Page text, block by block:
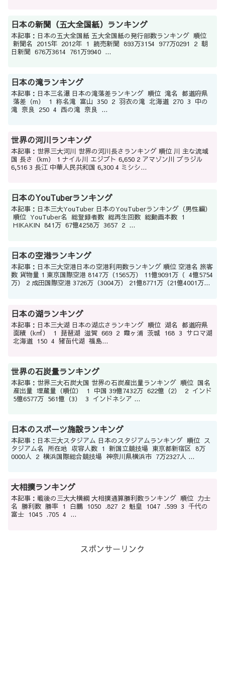
日本の新聞（五大全国紙）ランキング
本記事：日本の五大全国紙 五大全国紙の発行部数ランキング 順位
新聞名 2015年 2012年 1 読売新聞 893万3154 977万0291 2 朝
日新聞 676万3614 761万9940 ...
日本の滝ランキング
本記事：日本三名瀑 日本の滝落差ランキング 順位 滝名 都道府県
落差（m） 1 称名滝 富山 350 2 羽衣の滝 北海道 270 3 中の
滝 奈良 250 4 西の滝 奈良 ...
世界の河川ランキング
本記事：世界三大河川 世界の河川長さランキング 順位 川 主な流域
国 長さ（km） 1 ナイル川 エジプト 6,650 2 アマゾン川 ブラジル
6,516 3 長江 中華人民共和国 6,300 4 ミシシ...
日本のYouTuberランキング
本記事：日本三大YouTuber 日本のYouTuberランキング（男性編）
順位 YouTuber名 総登録者数 総再生回数 総動画本数 1
HIKAKIN 841万 67億4258万 3657 2 ...
日本の空港ランキング
本記事：日本三大空港日本の空港利用数ランキング 順位 空港名 旅客
数 貨物量 1 東京国際空港 8147万（1565万） 11億9091万（ 4億5754
万） 2 成田国際空港 3726万（3004万） 21億8771万（21億4001万...
日本の湖ランキング
本記事：日本三大湖 日本の湖広さランキング 順位 湖名 都道府県
面積（k㎡） 1 琵琶湖 滋賀 669 2 霞ヶ浦 茨城 168 3 サロマ湖
北海道 150 4 猪苗代湖 福島...
世界の石炭量ランキング
本記事：世界三大石炭大国 世界の石炭産出量ランキング 順位 国名
産出量 埋蔵量（順位） 1 中国 39億7432万 622億（2） 2 インド
5億6577万 561億（3） 3 インドネシア ...
日本のスポーツ施設ランキング
本記事：日本三大スタジアム 日本のスタジアムランキング 順位 ス
タジアム名 所在地 収容人数 1 新国立競技場 東京都新宿区 8万
0000人 2 横浜国際総合競技場 神奈川県横浜市 7万2327人 ...
大相撲ランキング
本記事：戦後の三大大横綱 大相撲通算勝利数ランキング 順位 力士
名 勝利数 勝率 1 白鵬 1050 .827 2 魁皇 1047 .599 3 千代の
富士 1045 .705 4 ...
スポンサーリンク